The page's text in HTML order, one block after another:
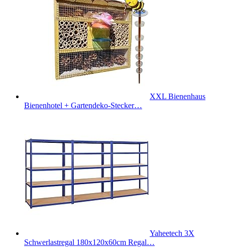
XXL Bienenhaus
Bienenhotel + Gartendeko-Stecker…
Yaheetech 3X
Schwerlastregal 180x120x60cm Regal…